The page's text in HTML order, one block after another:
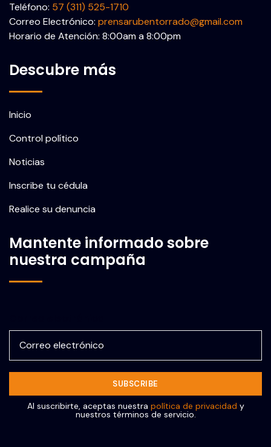
Teléfono: 57 (311) 525-1710
Correo Electrónico: prensarubentorrado@gmail.com
Horario de Atención: 8:00am a 8:00pm
Descubre más
Inicio
Control político
Noticias
Inscribe tu cédula
Realice su denuncia
Mantente informado sobre
nuestra campaña
Al suscribirte, aceptas nuestra política de privacidad y
nuestros términos de servicio.